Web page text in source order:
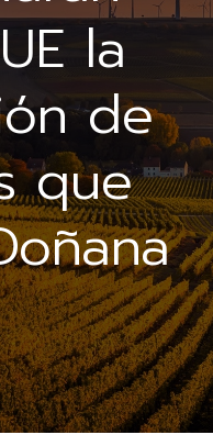
la
de
que